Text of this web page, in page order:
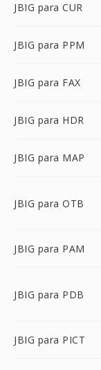
JBIG para CUR
JBIG para PPM
JBIG para FAX
JBIG para HDR
JBIG para MAP
JBIG para OTB
JBIG para PAM
JBIG para PDB
JBIG para PICT